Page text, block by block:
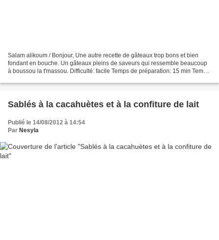
Salam alikoum / Bonjour, Une autre recette de gâteaux trop bons et bien
fondant en bouche. Un gâteaux pleins de saveurs qui ressemble beaucoup
à boussou la t'massou. Difficulté: facile Temps de préparation: 15 min Temps
Sablés à la cacahuètes et à la confiture de lait
Publié le 14/08/2012 à 14:54
Par Nesyla